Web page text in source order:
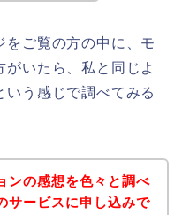
をご覧の方の中に、モ
いたら、私と同じよ
う感じで調べてみる
ンの感想を色々と調べ
サービスに申し込みで